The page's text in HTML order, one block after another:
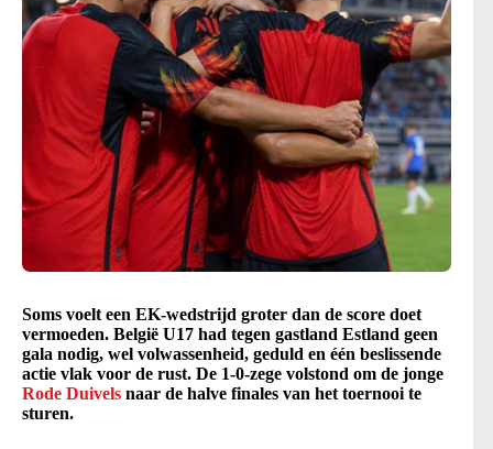
Soms voelt een EK-wedstrijd groter dan de score doet
vermoeden. België U17 had tegen gastland Estland geen
gala nodig, wel volwassenheid, geduld en één beslissende
actie vlak voor de rust. De 1-0-zege volstond om de jonge
Rode Duivels naar de halve finales van het toernooi te
sturen.